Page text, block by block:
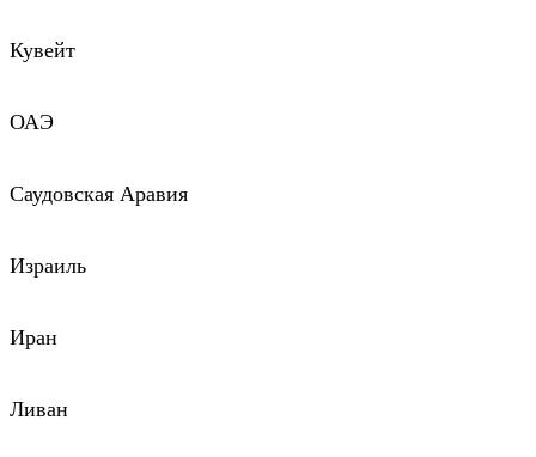
Кувейт
ОАЭ
Саудовская Аравия
Израиль
Иран
Ливан